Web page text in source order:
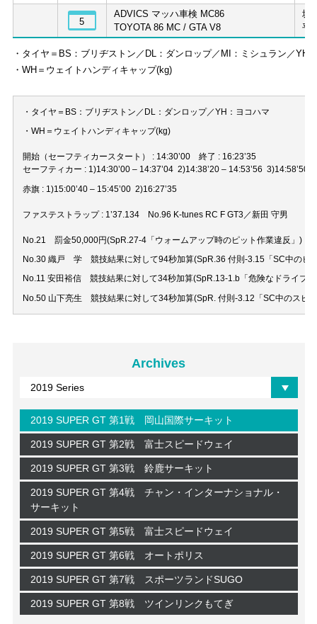
5
ADVICS マッハ車検 MC86
TOYOTA 86 MC / GTA V8
坂
平
・タイヤ＝BS：ブリヂストン／DL：ダンロップ／MI：ミシュラン／YH
・WH＝ウェイトハンディキャップ(kg)
・タイヤ＝BS：ブリヂストン／DL：ダンロップ／YH：ヨコハマ
・WH＝ウェイトハンディキャップ(kg)
開始（セーフティカースタート） : 14:30’00 終了 : 16:23’35
セーフティカー : 1)14:30’00 – 14:37’04 2)14:38’20 – 14:53’56 3)14:58’50
赤旗 : 1)15:00’40 – 15:45’00 2)16:27’35
ファステストラップ : 1’37.134 No.96 K-tunes RC F GT3／新田 守男
No.21 罰金50,000円(SpR.27-4「ウォームアップ時のピット作業違反」)
No.30 織戸 学 競技結果に対して94秒加算(SpR.36 付則-3.15「SC中のビ
No.11 安田裕信 競技結果に対して34秒加算(SpR.13-1.b「危険なドライブ
No.50 山下亮生 競技結果に対して34秒加算(SpR. 付則-3.12「SC中のスピ
Archives
2019 SUPER GT 第1戦 岡山国際サーキット
2019 SUPER GT 第2戦 富士スピードウェイ
2019 SUPER GT 第3戦 鈴鹿サーキット
2019 SUPER GT 第4戦 チャン・インターナショナル・
サーキット
2019 SUPER GT 第5戦 富士スピードウェイ
2019 SUPER GT 第6戦 オートポリス
2019 SUPER GT 第7戦 スポーツランドSUGO
2019 SUPER GT 第8戦 ツインリンクもてぎ